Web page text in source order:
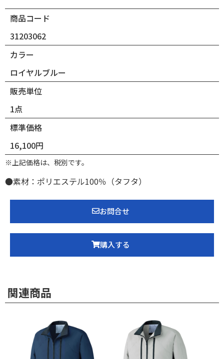
商品コード
31203062
カラー
ロイヤルブルー
販売単位
1点
標準価格
16,100円
※上記価格は、税別です。
●素材：ポリエステル100％（タフタ）
お問合せ
購入する
関連商品